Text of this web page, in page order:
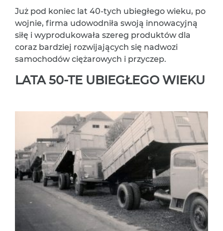
Już pod koniec lat 40-tych ubiegłego wieku, po
wojnie, firma udowodniła swoją innowacyjną
siłę i wyprodukowała szereg produktów dla
coraz bardziej rozwijających się nadwozi
samochodów ciężarowych i przyczep.
LATA 50-TE UBIEGŁEGO WIEKU